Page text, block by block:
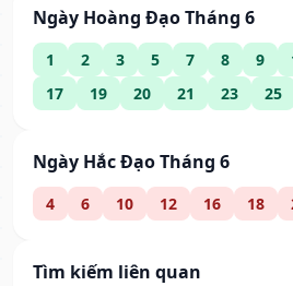
Ngày Hoàng Đạo Tháng 6
1 2 3 5 7 8 9
17
19 20 21 23 25
Ngày Hắc Đạo Tháng 6
4 6 10 12 16 18
Tìm kiếm liên quan